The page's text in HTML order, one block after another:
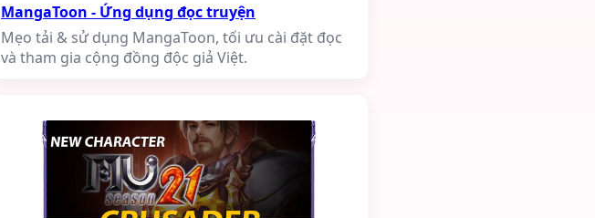
MangaToon - Ứng dụng đọc truyện
Mẹo tải & sử dụng MangaToon, tối ưu cài đặt đọc
và tham gia cộng đồng độc giả Việt.